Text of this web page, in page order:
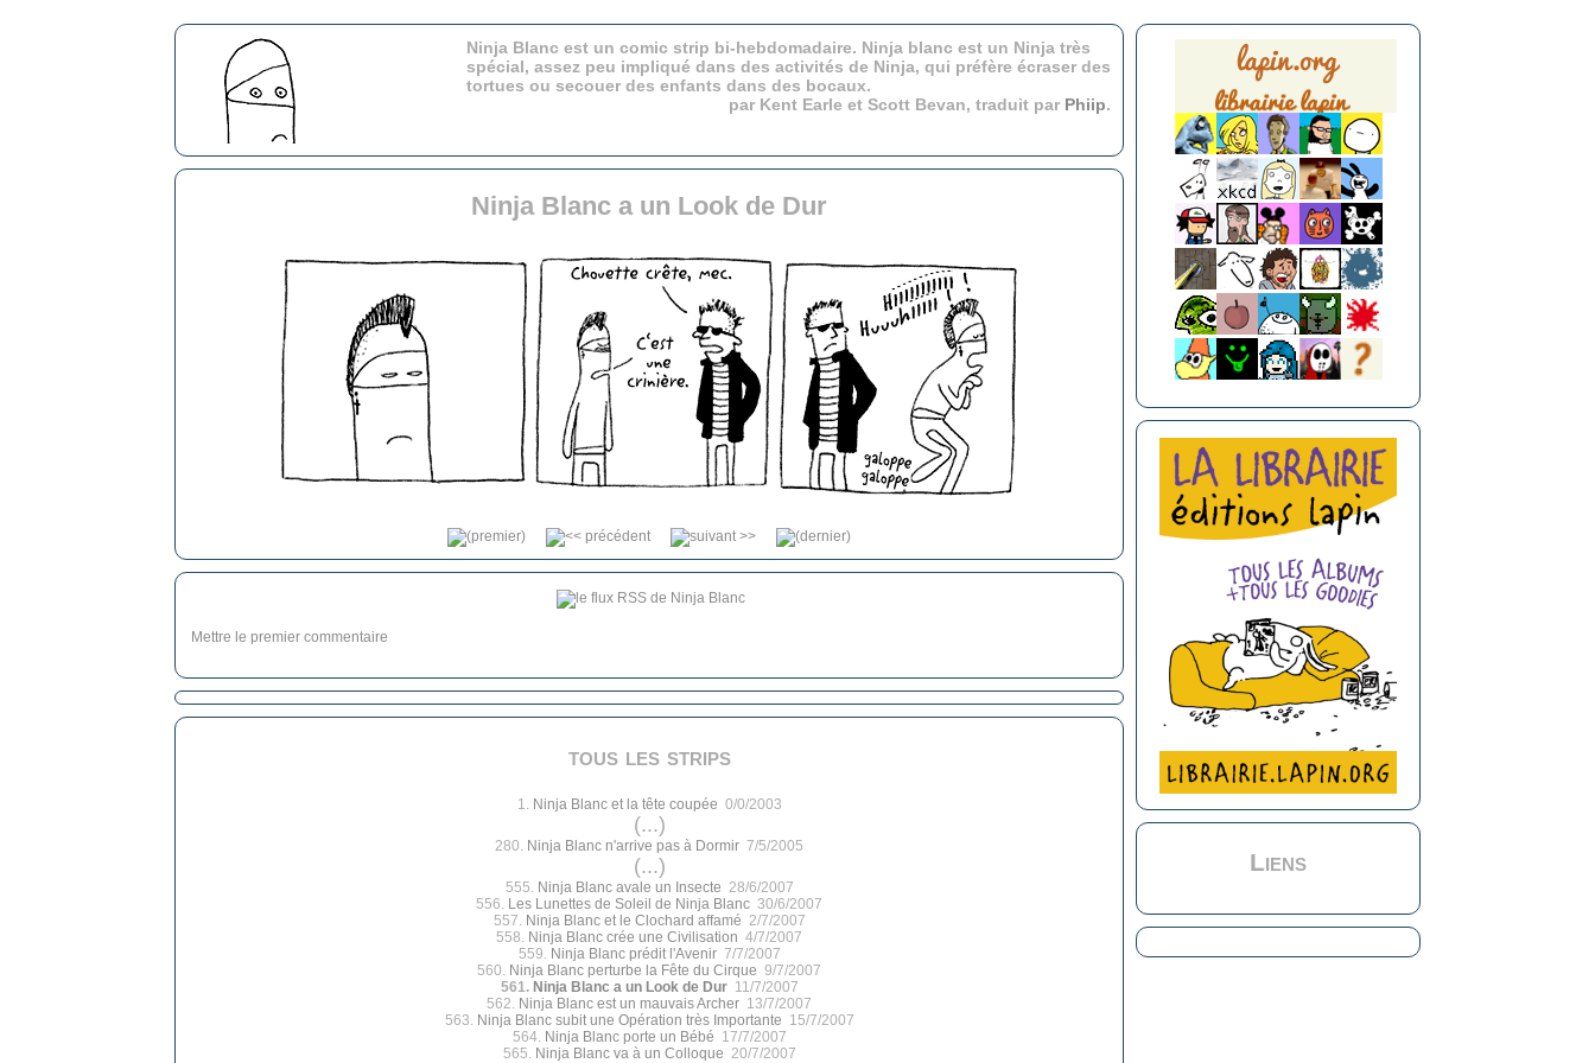
Ninja Blanc est un comic strip bi-hebdomadaire. Ninja blanc est un Ninja très
spécial, assez peu impliqué dans des activités de Ninja, qui préfère écraser des
tortues ou secouer des enfants dans des bocaux.
par Kent Earle et Scott Bevan, traduit par Phiip.
Ninja Blanc a un Look de Dur
Mettre le premier commentaire
tous les strips
1. Ninja Blanc et la tête coupée 0/0/2003
(...)
280. Ninja Blanc n'arrive pas à Dormir 7/5/2005
(...)
555. Ninja Blanc avale un Insecte 28/6/2007
556. Les Lunettes de Soleil de Ninja Blanc 30/6/2007
557. Ninja Blanc et le Clochard affamé 2/7/2007
558. Ninja Blanc crée une Civilisation 4/7/2007
559. Ninja Blanc prédit l'Avenir7/7/2007
560. Ninja Blanc perturbe la Fête du Cirque 9/7/2007
561. Ninja Blanc a un Look de Dur 11/7/2007
562. Ninja Blanc est un mauvais Archer 13/7/2007
563. Ninja Blanc subit une Opération très Importante 15/7/2007
564. Ninja Blanc porte un Bébé 17/7/2007
565. Ninja Blanc va à un Colloque 20/7/2007
Liens